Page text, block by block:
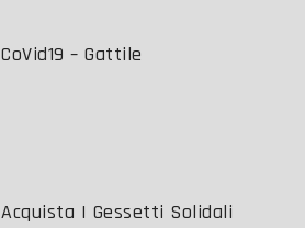
CoVid19 – Gattile
Acquista I Gessetti Solidali